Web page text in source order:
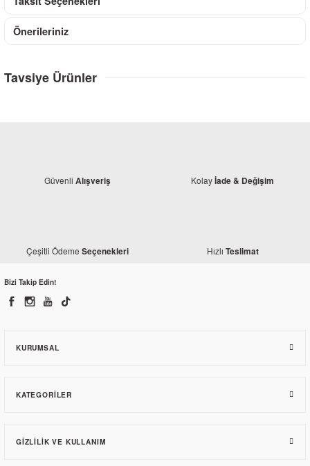
Önerileriniz
Tavsiye Ürünler
Honda
Honda Ace 125 Kilometre Panzolotu (Orjinal)
Güvenli Alışveriş Kolayİade & Değişim
Çeşitli Ödeme Seçenekleri Hızlı Teslimat
Bizi Takip Edin!
KURUMSAL
KATEGORILER
GIZLILIK VE KULLANIM